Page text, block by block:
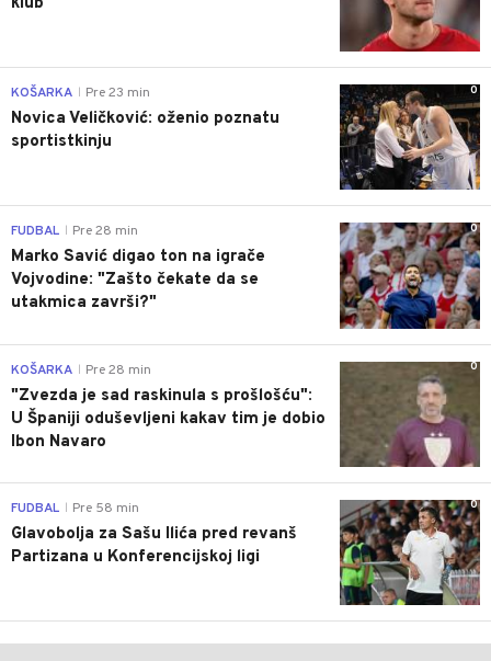
0
KOŠARKA Pre 23 min
Novica Veličković: oženio poznatu
sportistkinju
0
FUDBAL Pre 28 min
Marko Savić digao ton na igrače
Vojvodine: "Zašto čekate da se
utakmica završi?"
0
KOŠARKA Pre 28 min
"Zvezda je sad raskinula s prošlošću":
U Španiji oduševljeni kakav tim je dobio
Ibon Navaro
0
FUDBAL Pre 58 min
Glavobolja za Sašu Ilića pred revanš
Partizana u Konferencijskoj ligi